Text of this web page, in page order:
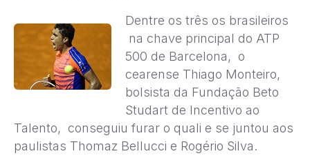
Dentre os três os brasileiros
na chave principal do ATP
500 de Barcelona, o
cearense Thiago Monteiro,
bolsista da Fundação Beto
Studart de Incentivo ao
Talento, conseguiu furar o quali e se juntou aos
paulistas Thomaz Bellucci e Rogério Silva.